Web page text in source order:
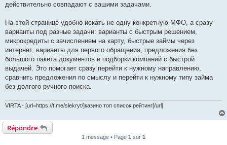
действительно совпадают с вашими задачами.
На этой странице удобно искать не одну конкретную МФО, а сразу
варианты под разные задачи: варианты с быстрым решением,
микрокредиты с зачислением на карту, быстрые займы через
интернет, варианты для первого обращения, предложения без
большого пакета документов и подборки компаний с быстрой
выдачей. Это помогает сразу перейти к нужному направлению,
сравнить предложения по смыслу и перейти к нужному типу займа
без долгого ручного поиска.
VIRTA - [url=https://t.me/slekryt/]казино топ список рейтинг[/url]
Répondre
1 message • Page 1 sur 1